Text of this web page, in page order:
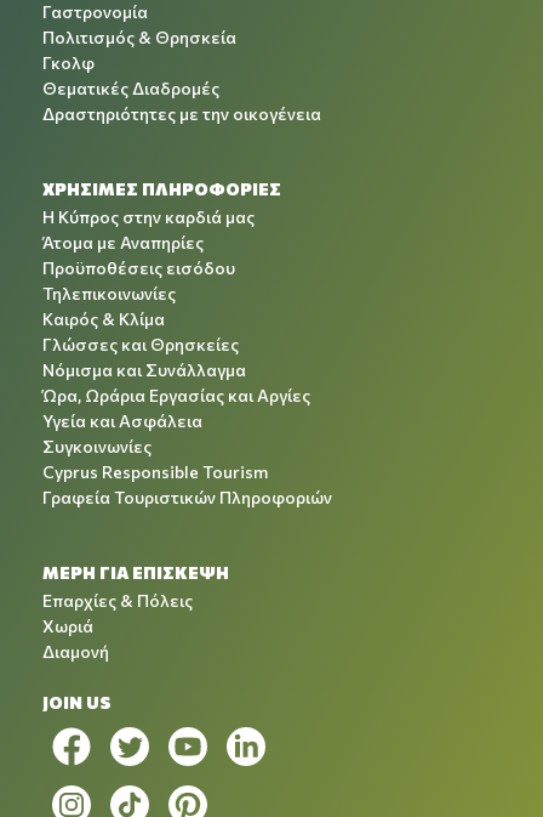
Γαστρονομία
Πολιτισμός & Θρησκεία
Γκολφ
Θεματικές Διαδρομές
Δραστηριότητες με την οικογένεια
ΧΡΉΣΙΜΕΣ ΠΛΗΡΟΦΟΡΊΕΣ
Η Κύπρος στην καρδιά μας
Άτομα με Αναπηρίες
Προϋποθέσεις εισόδου
Τηλεπικοινωνίες
Καιρός & Κλίμα
Γλώσσες και Θρησκείες
Νόμισμα και Συνάλλαγμα
Ώρα, Ωράρια Εργασίας και Αργίες
Υγεία και Ασφάλεια
Συγκοινωνίες
Cyprus Responsible Tourism
Γραφεία Τουριστικών Πληροφοριών
ΜΕΡΗ ΓΙΑ ΕΠΙΣΚΕΨΗ
Επαρχίες & Πόλεις
Χωριά
Διαμονή
JOIN US